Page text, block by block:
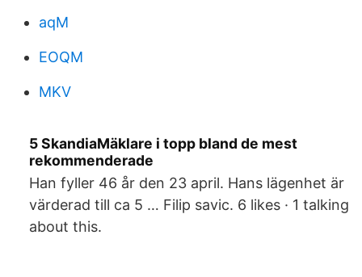
aqM
EOQM
MKV
5 SkandiaMäklare i topp bland de mest
rekommenderade
Han fyller 46 år den 23 april. Hans lägenhet är
värderad till ca 5 … Filip savic. 6 likes · 1 talking
about this.